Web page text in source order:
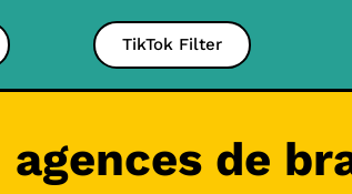
TikTok Filter
agences de